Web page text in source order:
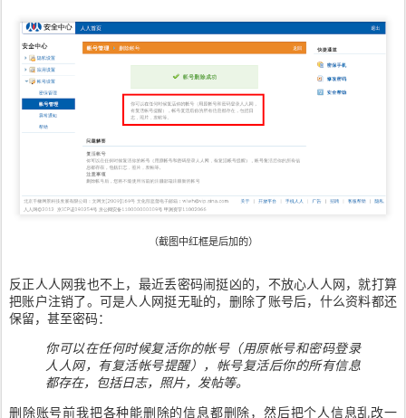
（截图中红框是后加的）
反正人人网我也不上，最近丢密码闹挺凶的，不放心人人网，就打算
把账户注销了。可是人人网挺无耻的，删除了账号后，什么资料都还
保留，甚至密码：
你可以在任何时候复活你的帐号（用原帐号和密码登录
人人网，有复活帐号提醒），帐号复活后你的所有信息
都存在，包括日志，照片，发帖等。
删除账号前我把各种能删除的信息都删除，然后把个人信息乱改一